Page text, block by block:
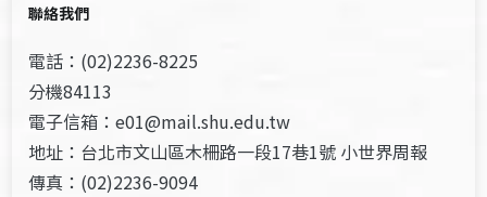
聯絡我們
電話：(02)2236-8225
分機84113
電子信箱：e01@mail.shu.edu.tw
地址：台北市文山區木柵路一段17巷1號 小世界周報
傳真：(02)2236-9094